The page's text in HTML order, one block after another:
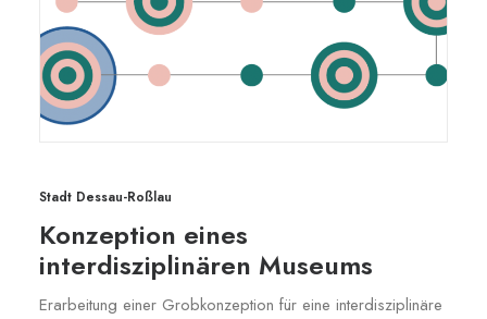
Stadt Dessau-Roßlau
Konzeption eines
interdisziplinären Museums
Erarbeitung einer Grobkonzeption für eine interdisziplinäre